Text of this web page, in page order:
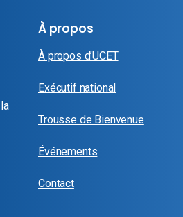
À propos
À propos d’UCET
Exécutif national
Trousse de Bienvenue
Événements
Contact